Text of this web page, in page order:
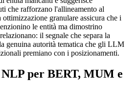
che rafforzano l'allineamento al
granulare assicura che i
le entità ma dimostrino
il segnale che separa la
genuina autorità tematica che gli LLM
premiano con i posizionamenti.
per BERT, MUM e